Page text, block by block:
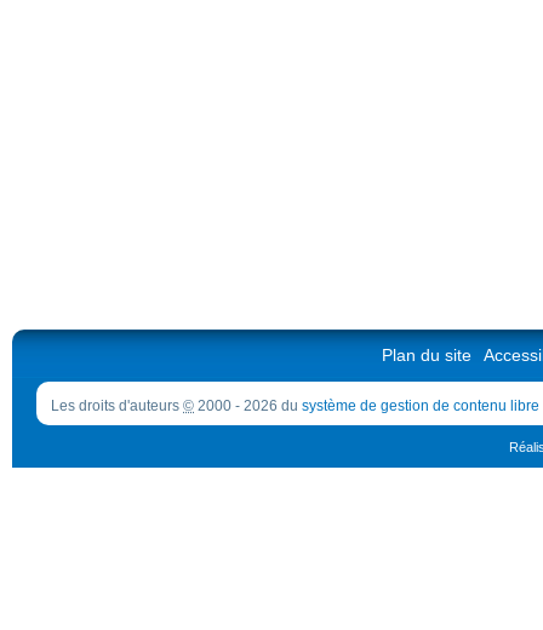
Plan du site
Les droits d'auteurs © 2000 - 2026 du système de gestion de contenu libre